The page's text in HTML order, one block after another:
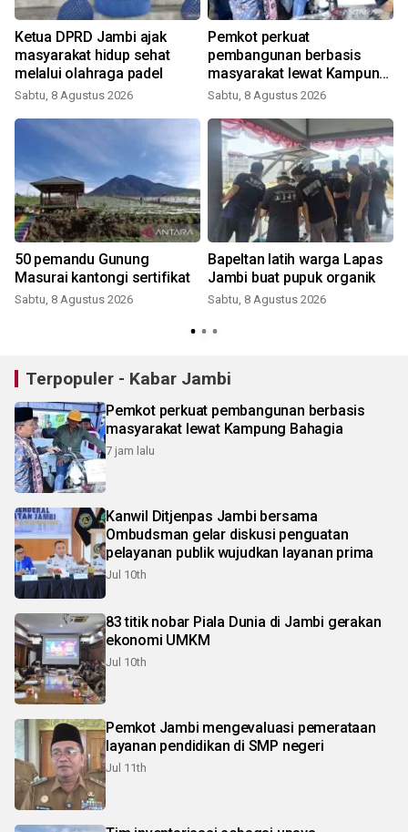
Ketua DPRD Jambi ajak
masyarakat hidup sehat
melalui olahraga padel
Sabtu, 8 Agustus 2026
Pemkot perkuat
pembangunan berbasis
masyarakat lewat Kampung
Bahagia
Sabtu, 8 Agustus 2026
50 pemandu Gunung
Masurai kantongi sertifikat
Sabtu, 8 Agustus 2026
Bapeltan latih warga Lapas
Jambi buat pupuk organik
Sabtu, 8 Agustus 2026
Terpopuler - Kabar Jambi
Pemkot perkuat pembangunan berbasis
masyarakat lewat Kampung Bahagia
7 jam lalu
Kanwil Ditjenpas Jambi bersama
Ombudsman gelar diskusi penguatan
pelayanan publik wujudkan layanan prima
Jul 10th
83 titik nobar Piala Dunia di Jambi gerakan
ekonomi UMKM
Jul 10th
Pemkot Jambi mengevaluasi pemerataan
layanan pendidikan di SMP negeri
Jul 11th